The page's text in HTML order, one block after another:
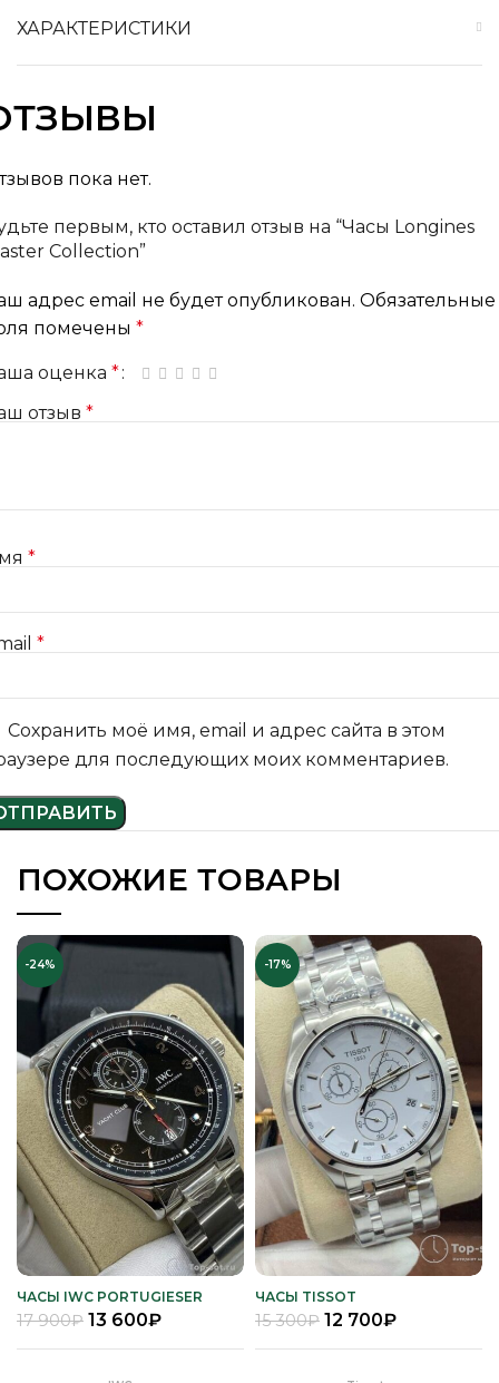
ХАРАКТЕРИСТИКИ
пока нет.
первым, кто оставил отзыв на “Часы Longines
Collection”
адрес email не будет опубликован. Обязательные
помечены *
оценка * 1 из 5 звёзд
2 из 5 звёзд
3 из 5 звёзд
4 из 5 звёзд
отзыв *
*
*
Сохранить моё имя, email и адрес сайта в этом
для последующих моих комментариев.
ПОХОЖИЕ ТОВАРЫ
-24%
ЧАСЫ IWC PORTUGIESER
YACHT CLUB
17 900₽ 13 600₽
-17%
ЧАСЫ TISSOT
15 300₽ 12 700₽